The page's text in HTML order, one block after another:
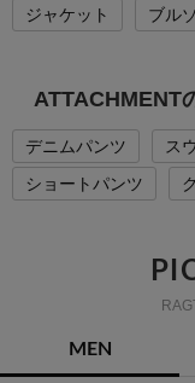
ジャケット
ブル
ATTACHMENT
デニムパンツ ス
ショートパンツ
MEN